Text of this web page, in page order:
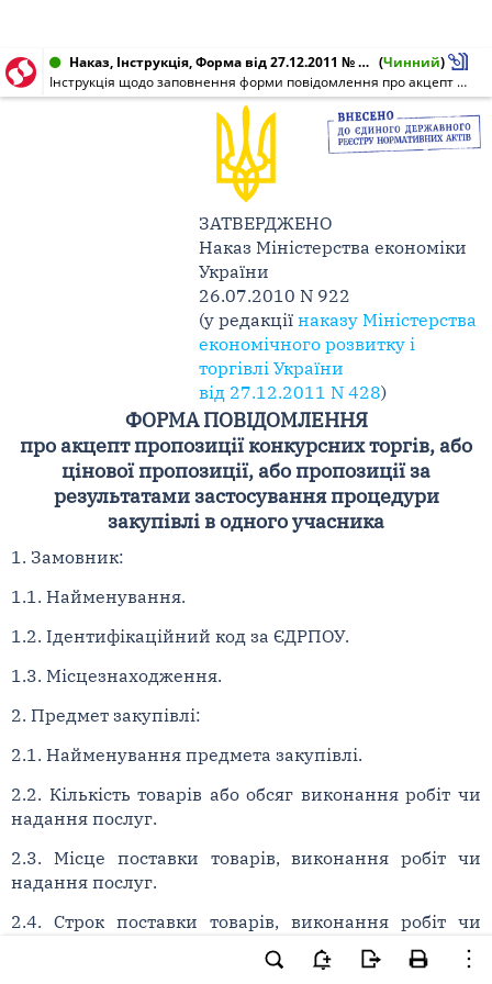
Наказ, Інструкція, Форма від 27.12.2011 № 428 (Чинний)
Інструкція щодо заповнення форми повідомлення про акцепт пропозиції конкурсних торгів, або цінової пропозиції, або пропозиції за результатами застосування процедури закупівлі в одного учасника